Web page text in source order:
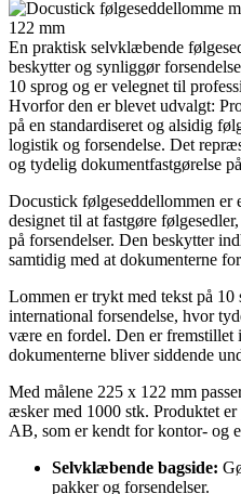
En praktisk selvklæbende
beskytter og synliggør
10 sprog og er velegnet til
Hvorfor den er blevet udvalgt:
på en standardiseret og alsidig
logistik og forsendelse. Det
og tydelig dokumentfastgørelse
Docustick følgeseddellommen er
designet til at fastgøre
på forsendelser. Den beskytter
samtidig med at dokumenterne
Lommen er trykt med tekst på
international forsendelse, hvor
være en fordel. Den er fremstillet
dokumenterne bliver siddende
Med målene 225 x 122 mm
æsker med 1000 stk. Produktet
AB, som er kendt for kontor- og
Selvklæbende bagside:
pakker og forsendelser.